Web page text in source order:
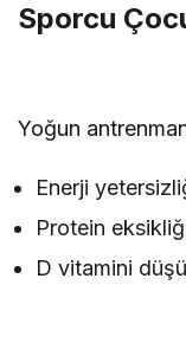
Sporcu
Yoğun
Enerji
Protein
D vitamini